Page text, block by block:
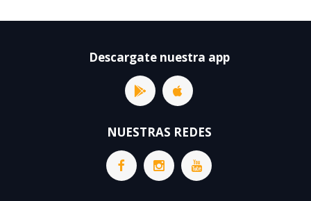
Descargate nuestra app
NUESTRAS REDES